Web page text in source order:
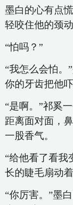
墨白的心有点
轻咬住他的颈
“怕吗？”
“我怎么会怕。
你的牙齿把他
“是啊。”祁奚
距离面对面，
一股香气。
“给他看了看我
长的睫毛扇动着
“你厉害。”墨